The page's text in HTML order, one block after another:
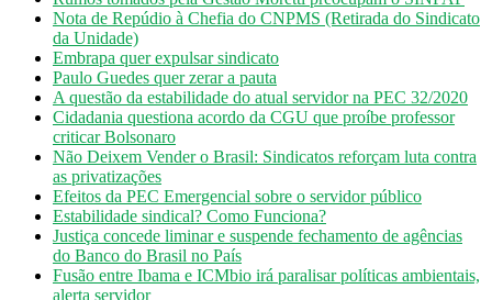
Nota de Repúdio à Chefia do CNPMS (Retirada do Sindicato
da Unidade)
Embrapa quer expulsar sindicato
Paulo Guedes quer zerar a pauta
A questão da estabilidade do atual servidor na PEC 32/2020
Cidadania questiona acordo da CGU que proíbe professor
criticar Bolsonaro
Não Deixem Vender o Brasil: Sindicatos reforçam luta contra
as privatizações
Efeitos da PEC Emergencial sobre o servidor público
Estabilidade sindical? Como Funciona?
Justiça concede liminar e suspende fechamento de agências
do Banco do Brasil no País
Fusão entre Ibama e ICMbio irá paralisar políticas ambientais,
alerta servidor